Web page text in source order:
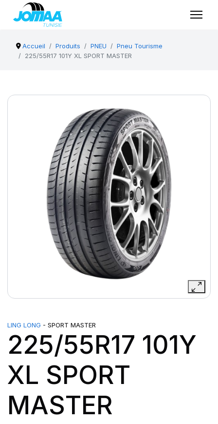
Accueil Produits PNEU
Pneu Tourisme
225/55R17 101Y XL SPORT MASTER
LING LONG - SPORT MASTER
225/55R17 101Y
XL SPORT
MASTER